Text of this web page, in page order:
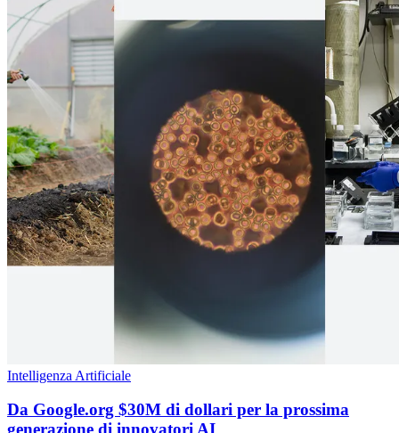
Intelligenza Artificiale
Da Google.org $30M di dollari per la prossima